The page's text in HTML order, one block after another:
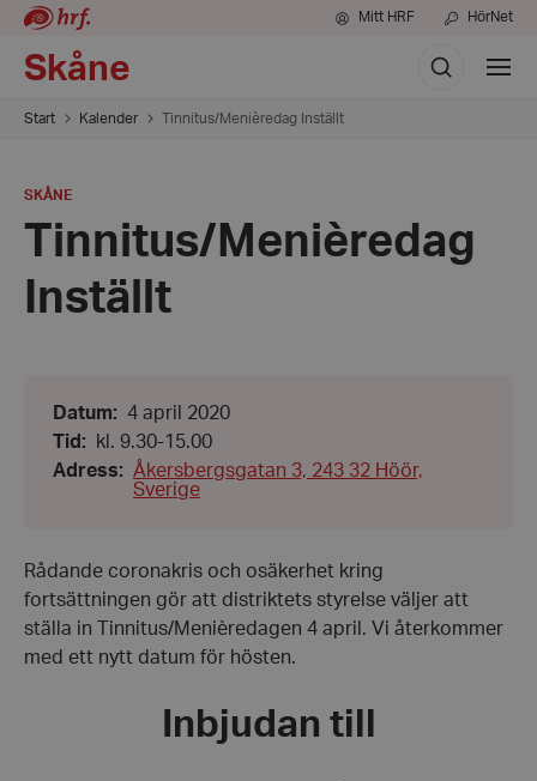
Mitt HRF HörNet
Skåne Sök
Visa
meny
Start Kalender Tinnitus/Menièredag Inställt
PLATS:
SKÅNE
Tinnitus/Menièredag
Inställt
Datum: Datum:
4
april
2020
4 april 2020
Tid :
Från:
9.30
kl. 9.30-15.00
Adress: Åkersbergsgatan 3, 243 32 Höör,
Sverige
Rådande coronakris och osäkerhet kring
fortsättningen gör att distriktets styrelse väljer att
ställa in Tinnitus/Menièredagen 4 april. Vi återkommer
med ett nytt datum för hösten.
Inbjudan till